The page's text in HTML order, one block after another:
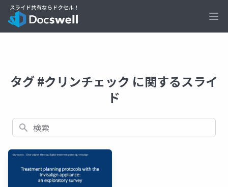
タグ #クリンチェック に関するスライ
ド
検索